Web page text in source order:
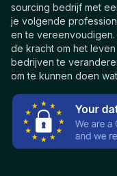
sourcing bedrijf met
je volgende
en te
de kracht om het
bedrijven te
om te kunnen doen